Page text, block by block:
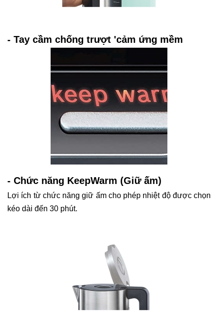
- Tay cầm chống trượt 'cảm ứng mềm
- Chức năng KeepWarm (Giữ ấm)
Lợi ích từ chức năng giữ ấm cho phép nhiệt độ được chọn
kéo dài đến 30 phút.